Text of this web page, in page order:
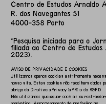
Centro de Estudos Arnaldo
R. dos Navegantes 51
4000-358 Porto
*Pesquisa iniciada para o
filiada ao Centro de
2023).
AVISO DE PRIVACIDADE E COOKIES
Utilizamos apenas cookies estritamente
nosso site. Estes cookies não recolhem dados
abrigo da Diretiva ePrivacy (ePR) e do RGPD.
Não utilizamos quaisquer cookies ou